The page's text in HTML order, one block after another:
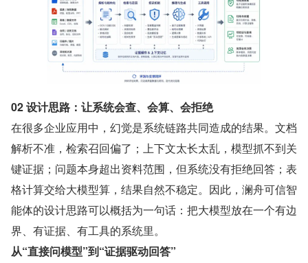
02 设计思路：让系统会查、会算、会拒绝
在很多企业应用中，幻觉是系统链路共同造成的结果。文档
解析不准，检索召回偏了；上下文太长太乱，模型抓不到关
键证据；问题本身超出资料范围，但系统没有拒绝回答；表
格计算交给大模型算，结果自然不稳定。因此，澜舟可信智
能体的设计思路可以概括为一句话：把大模型放在一个有边
界、有证据、有工具的系统里。
从“直接问模型”到“证据驱动回答”